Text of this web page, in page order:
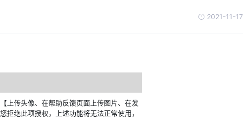
2021-11-17
上传头像、在帮助反馈页面上传图片、在发
绝此项授权，上述功能将无法正常使用，